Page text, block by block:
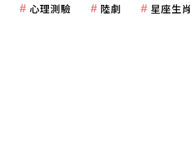
心理測驗 陸劇 星座生肖